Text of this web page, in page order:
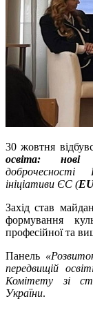
30 жовтня
освіта: нові
доброчесності
ініціативи ЄС (
Захід став
формування
професійної та
Панель
передвищій
Комітету зі
України.